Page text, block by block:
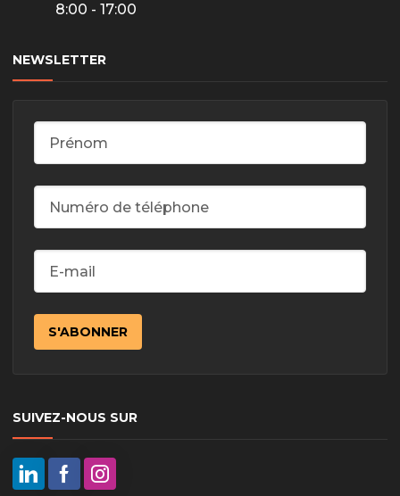
8:00 - 17:00
NEWSLETTER
SUIVEZ-NOUS SUR